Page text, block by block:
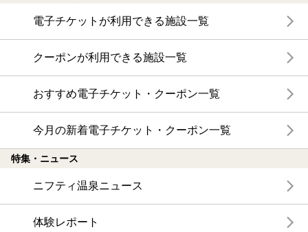
電子チケットが利用できる施設一覧
クーポンが利用できる施設一覧
おすすめ電子チケット・クーポン一覧
今月の新着電子チケット・クーポン一覧
特集・ニュース
ニフティ温泉ニュース
体験レポート